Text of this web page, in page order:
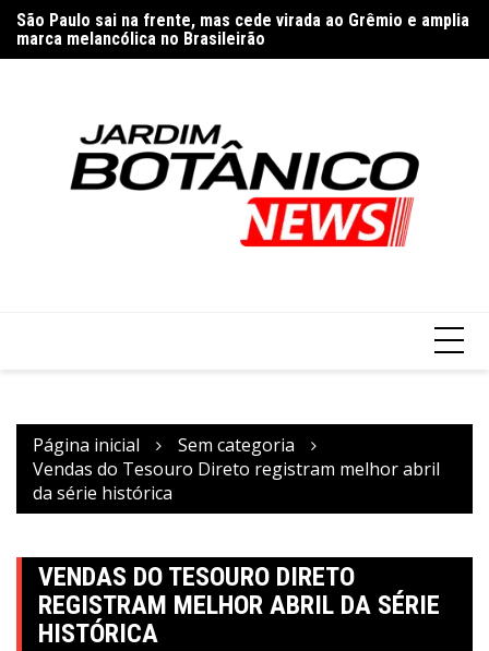
para
o
São Paulo sai na frente, mas cede virada ao Grêmio e amplia
marca melancólica no Brasileirão
Página inicial
Sem categoria
Vendas do Tesouro Direto registram melhor abril
da série histórica
VENDAS DO TESOURO DIRETO
REGISTRAM MELHOR ABRIL DA SÉRIE
HISTÓRICA